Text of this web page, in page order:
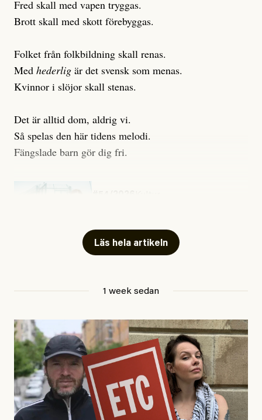
Fred skall med vapen tryggas.
Brott skall med skott förebyggas.
Folket från folkbildning skall renas.
Med hederlig är det svensk som menas.
Kvinnor i slöjor skall stenas.
Det är alltid dom, aldrig vi.
Så spelas den här tidens melodi.
Fängslade barn gör dig fri.
Läs hela artikeln
1 week sedan